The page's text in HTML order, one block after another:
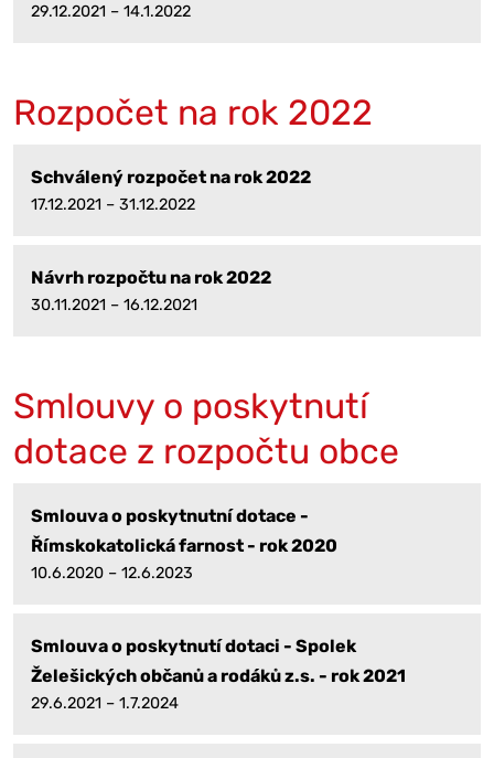
29.12.2021 – 14.1.2022
Rozpočet na rok 2022
Schválený rozpočet na rok 2022
17.12.2021 – 31.12.2022
Návrh rozpočtu na rok 2022
30.11.2021 – 16.12.2021
Smlouvy o poskytnutí
dotace z rozpočtu obce
Smlouva o poskytnutní dotace -
Římskokatolická farnost - rok 2020
10.6.2020 – 12.6.2023
Smlouva o poskytnutí dotaci - Spolek
Želešických občanů a rodáků z.s. - rok 2021
29.6.2021 – 1.7.2024